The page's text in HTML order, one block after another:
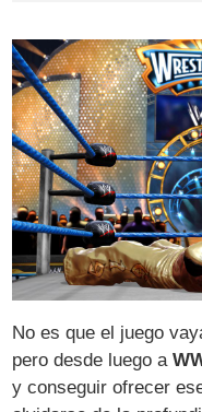
No es que el juego
pero desde luego a
y conseguir ofrecer